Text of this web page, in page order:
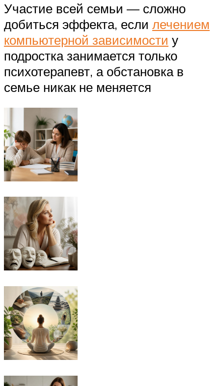
Участие всей семьи — сложно
добиться эффекта, если лечением
компьютерной зависимости у
подростка занимается только
психотерапевт, а обстановка в
семье никак не меняется